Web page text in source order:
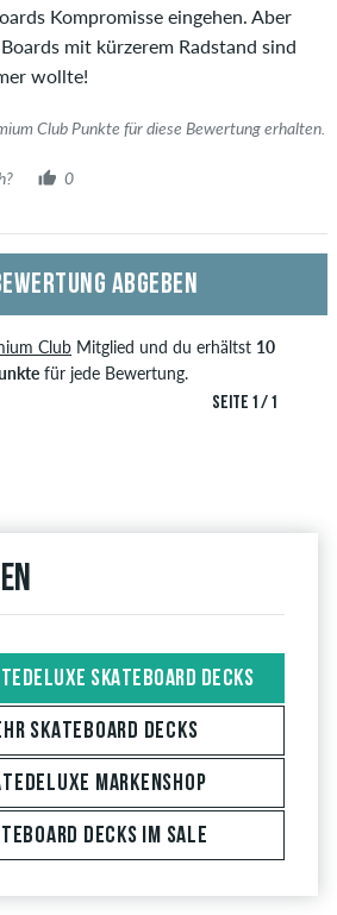
Kompromisse eingehen. Aber
mit kürzerem Radstand sind
wollte!
Club Punkte für diese Bewertung erhalten.
0
SEITE 1 / 1
ABGEBEN
ClubMitglied und du erhältst 10
für jede Bewertung.
SKATEBOARD DECKS
SKATEBOARD DECKS
MARKENSHOP
DECKS IM SALE